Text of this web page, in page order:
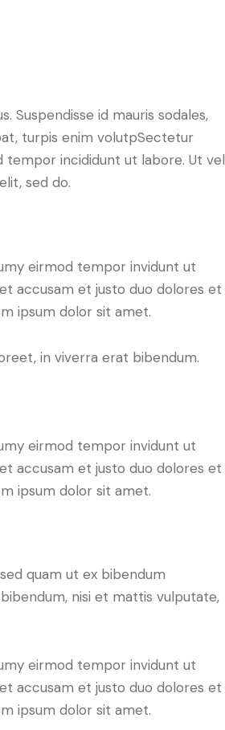
Suspendisse id mauris sodales,
turpis enim volutpSectetur
tempor incididunt ut labore. Ut vel
sed do.
eirmod tempor invidunt ut
accusam et justo duo dolores et
ipsum dolor sit amet.
in viverra erat bibendum.
eirmod tempor invidunt ut
accusam et justo duo dolores et
ipsum dolor sit amet.
quam ut ex bibendum
nisi et mattis vulputate,
eirmod tempor invidunt ut
accusam et justo duo dolores et
ipsum dolor sit amet.